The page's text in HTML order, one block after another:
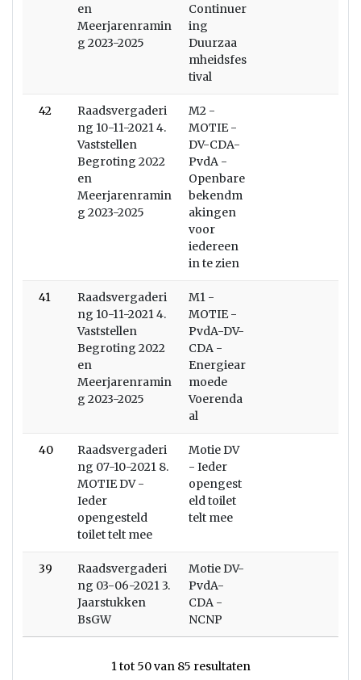
en
Meerjarenramin
g 2023-2025
Continuer
ing
Duurzaa
mheidsfes
tival
42
Raadsvergaderi
ng 10-11-2021 4.
Vaststellen
Begroting 2022
en
Meerjarenramin
g 2023-2025
M2 -
MOTIE -
DV-CDA-
PvdA -
Openbare
bekendm
akingen
voor
iedereen
in te zien
41
Raadsvergaderi
ng 10-11-2021 4.
Vaststellen
Begroting 2022
en
Meerjarenramin
g 2023-2025
M1 -
MOTIE -
PvdA-DV-
CDA -
Energiear
moede
Voerenda
al
40
Raadsvergaderi
ng 07-10-2021 8.
MOTIE DV -
Ieder
opengesteld
toilet telt mee
Motie DV
- Ieder
opengest
eld toilet
telt mee
39
Raadsvergaderi
ng 03-06-2021 3.
Jaarstukken
BsGW
Motie DV-
PvdA-
CDA -
NCNP
1 tot 50 van 85 resultaten